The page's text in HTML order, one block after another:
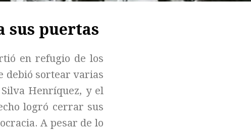
sus puertas
en refugio de los
debió sortear varias
Henríquez, y el
logró cerrar sus
A pesar de lo